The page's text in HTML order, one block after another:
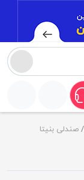
صندلی بنیتا